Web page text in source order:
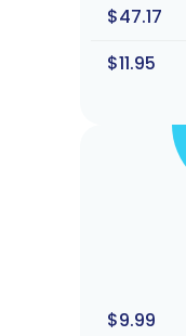
$47.17
$11.95
$9.99